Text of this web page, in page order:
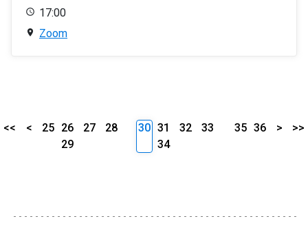
17:00
Zoom
<< < 25 26 27
28
29
30 31 32
33
34
35 36 > >>